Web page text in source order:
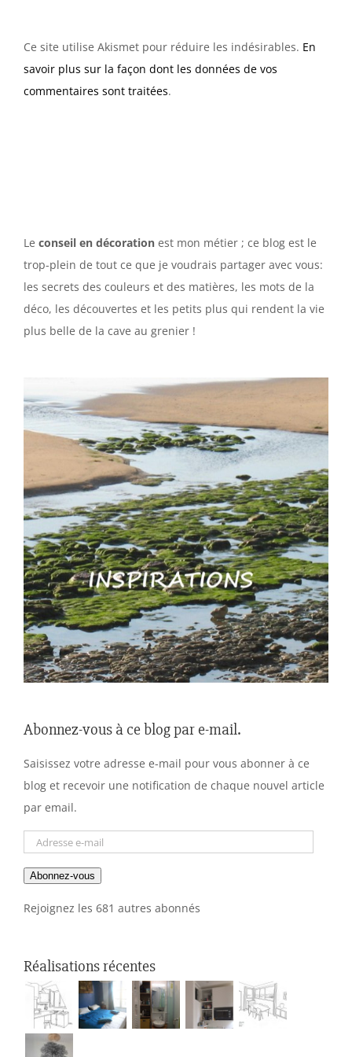
Ce site utilise Akismet pour réduire les indésirables. En
savoir plus sur la façon dont les données de vos
commentaires sont traitées.
Le conseil en décoration est mon métier ; ce blog est le
trop-plein de tout ce que je voudrais partager avec vous:
les secrets des couleurs et des matières, les mots de la
déco, les découvertes et les petits plus qui rendent la vie
plus belle de la cave au grenier !
Abonnez-vous à ce blog par e-mail.
Saisissez votre adresse e-mail pour vous abonner à ce
blog et recevoir une notification de chaque nouvel article
par email.
Adresse
mail
Abonnez-vous
Rejoignez les 681 autres abonnés
Réalisations récentes